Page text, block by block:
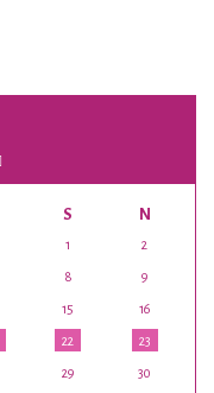
S N
1 2
8 9
15 16
22 23
29 30